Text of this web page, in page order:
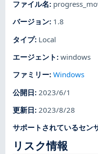
ファイル名:
バージョン: 1.8
タイプ: Local
エージェント :windows
ファミリー:Windows
公開日: 2023/6/1
更新日: 2023/8/28
サポートされているセン
リスク情報